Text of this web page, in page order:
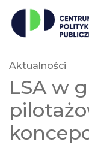
Aktualności
LSA w